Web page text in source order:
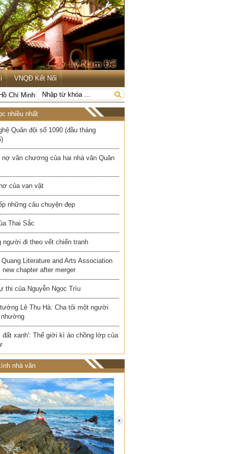
VNQĐ Kết Nối
Chí Minh
nhiều nhất
Quân đội số 1090 (đầu tháng
nợ văn chương của hai nhà văn Quân
của vạn vật
những câu chuyện đẹp
Thai Sắc
người đi theo vết chiến tranh
Literature and Arts Association
new chapter after merger
thi của Nguyễn Ngọc Trìu
Lê Thu Hà: Cha tôi một người
nhường
đất xanh': Thế giới kì ảo chồng lớp của
nhà văn
next